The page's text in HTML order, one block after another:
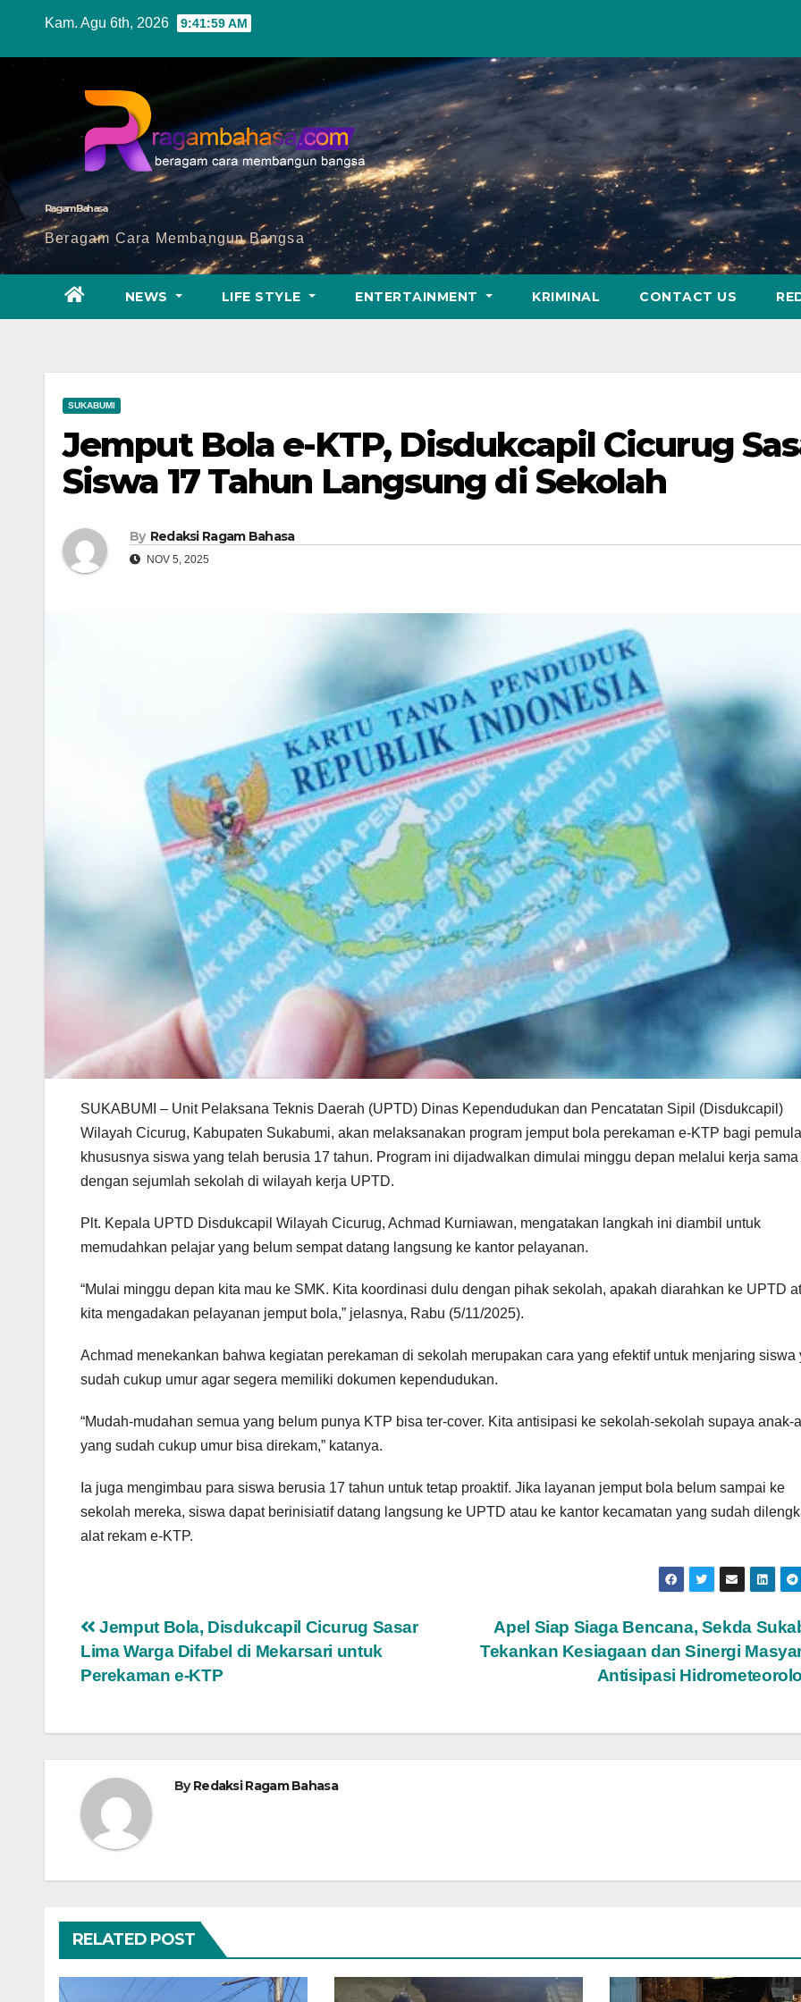
Kam. Agu 6th, 2026 9:42:01 AM
Ragam Bahasa
Beragam Cara Membangun Bangsa
NEWS LIFE STYLE ENTERTAINMENT KRIMINAL CONTACT US
SUKABUMI
Jemput Bola e-KTP, Disdukcapil Cicurug
Siswa 17 Tahun Langsung di Sekolah
By Redaksi Ragam Bahasa
NOV 5, 2025
SUKABUMI – Unit Pelaksana Teknis Daerah (UPTD) Dinas Kependudukan dan Pencatatan Sipil (Disdukcapil)
Wilayah Cicurug, Kabupaten Sukabumi, akan melaksanakan program jemput bola perekaman e-KTP bagi
khususnya siswa yang telah berusia 17 tahun. Program ini dijadwalkan dimulai minggu depan melalui kerja sama
dengan sejumlah sekolah di wilayah kerja UPTD.
Plt. Kepala UPTD Disdukcapil Wilayah Cicurug, Achmad Kurniawan, mengatakan langkah ini diambil untuk
memudahkan pelajar yang belum sempat datang langsung ke kantor pelayanan.
“Mulai minggu depan kita mau ke SMK. Kita koordinasi dulu dengan pihak sekolah, apakah diarahkan ke UPTD
kita mengadakan pelayanan jemput bola,” jelasnya, Rabu (5/11/2025).
Achmad menekankan bahwa kegiatan perekaman di sekolah merupakan cara yang efektif untuk menjaring siswa
sudah cukup umur agar segera memiliki dokumen kependudukan.
“Mudah-mudahan semua yang belum punya KTP bisa ter-cover. Kita antisipasi ke sekolah-sekolah supaya anak-
yang sudah cukup umur bisa direkam,” katanya.
Ia juga mengimbau para siswa berusia 17 tahun untuk tetap proaktif. Jika layanan jemput bola belum sampai ke
sekolah mereka, siswa dapat berinisiatif datang langsung ke UPTD atau ke kantor kecamatan yang sudah
alat rekam e-KTP.
Navigasi
pos
Apel Siap Siaga Bencana, Sekda
Tekankan Kesiagaan dan Sinergi
Antisipasi
Jemput Bola, Disdukcapil Cicurug Sasar
Lima Warga Difabel di Mekarsari untuk
Perekaman e-KTP
ByRedaksi Ragam Bahasa
RELATED POST